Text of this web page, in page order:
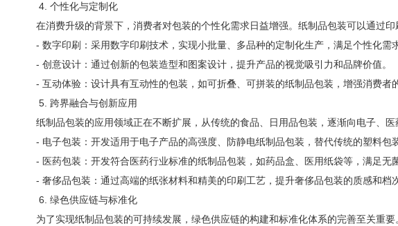
4. 个性化与定制化
在消费升级的背景下，消费者对包装的个性化需求日益增强。纸制品包装可以通过
- 数字印刷：采用数字印刷技术，实现小批量、多品种的定制化生产，满足个性化需求
- 创意设计：通过创新的包装造型和图案设计，提升产品的视觉吸引力和品牌价值。
- 互动体验：设计具有互动性的包装，如可折叠、可拼装的纸制品包装，增强消费者
5. 跨界融合与创新应用
纸制品包装的应用领域正在不断扩展，从传统的食品、日用品包装，逐渐向电子、
- 电子包装：开发适用于电子产品的高强度、防静电纸制品包装，替代传统的塑料包装
- 医药包装：开发符合医药行业标准的纸制品包装，如药品盒、医用纸袋等，满足无
- 奢侈品包装：通过高端的纸张材料和精美的印刷工艺，提升奢侈品包装的质感和档次
6. 绿色供应链与标准化
为了实现纸制品包装的可持续发展，绿色供应链的构建和标准化体系的完善至关重要